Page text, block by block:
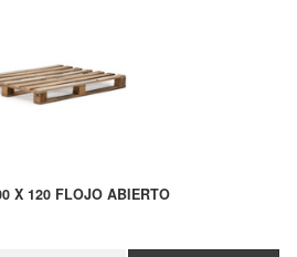
X 120 FLOJO ABIERTO